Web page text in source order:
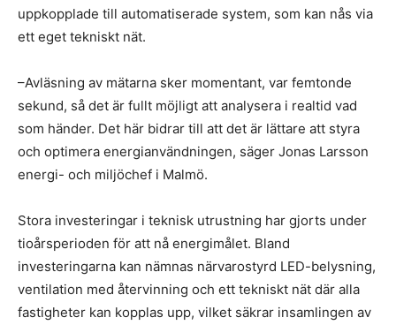
uppkopplade till automatiserade system, som kan nås via
ett eget tekniskt nät.
–Avläsning av mätarna sker momentant, var femtonde
sekund, så det är fullt möjligt att analysera i realtid vad
som händer. Det här bidrar till att det är lättare att styra
och optimera energianvändningen, säger Jonas Larsson
energi- och miljöchef i Malmö.
Stora investeringar i teknisk utrustning har gjorts under
tioårsperioden för att nå energimålet. Bland
investeringarna kan nämnas närvarostyrd LED-belysning,
ventilation med återvinning och ett tekniskt nät där alla
fastigheter kan kopplas upp, vilket säkrar insamlingen av